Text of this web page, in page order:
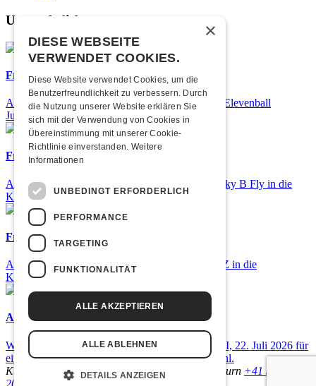
Unsere beliebtesten
Frisch bestätigt: 25 Jahre Elevenball
Am Samstag, 26. September 2026 findet das 25. Elevenball
Jubiläum statt
Frisch bestätigt: Nicky B Fly
Am Donnerstag, 05. November 2026 kommt Nicky B Fly in die
Kulturfabrik Kofmehl!
Frisch bestätigt: GZUZ
Am Donnerstag, 29. Oktober 2026 kommt GZUZ in die
Kulturfabrik Kofmehl!
Airbourne - Special Summer Show
Wow, das ist ein Ding! Airbourne kommen am MI, 22. Juli 2026 für
eine exklusive Special Summer Show ins Kofmehl.
Kulturfabrik Kofmehl Kofmehlweg 1 4502 Solothurn +41 32 621
20 60
Nutzungsbedingungen
×
DIESE WEBSEITE
VERWENDET COOKIES.
Diese Website verwendet Cookies, um die
Benutzerfreundlichkeit zu verbessern. Durch
die Nutzung unserer Website erklären Sie
sich mit der Verwendung von Cookies in
Übereinstimmung mit unserer Cookie-
Richtlinie einverstanden. Weitere
Informationen
UNBEDINGT ERFORDERLICH
PERFORMANCE
TARGETING
FUNKTIONALITÄT
ALLE AKZEPTIEREN
ALLE ABLEHNEN
DETAILS ANZEIGEN